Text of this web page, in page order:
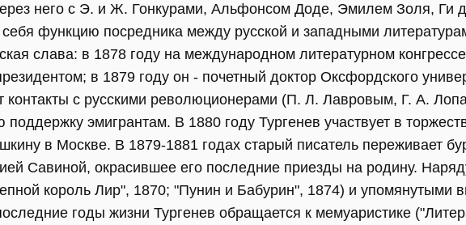
него с Э. и Ж. Гонкурами, Альфонсом Доде, Эмилем Золя, Ги
функцию посредника между русской и западными
слава: в 1878 году на международном литературном
в 1879 году он - почетный доктор Оксфордского
контакты с русскими революционерами (П. Л. Лавровым, Г. А.
поддержку эмигрантам. В 1880 году Тургенев участвует в
в Москве. В 1879-1881 годах старый писатель переживает
Савиной, окрасившее его последние приезды на родину.
король Лир", 1870; "Пунин и Бабурин", 1874) и упомянутыми
годы жизни Тургенев обращается к мемуаристике